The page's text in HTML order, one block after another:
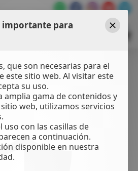
WATER
SPORTS
Cerrar
importante para
que son necesarias para el
este sitio web. Al visitar este
su uso.
amplia gama de contenidos y
web, utilizamos servicios
con las casillas de
a continuación.
disponible en nuestra